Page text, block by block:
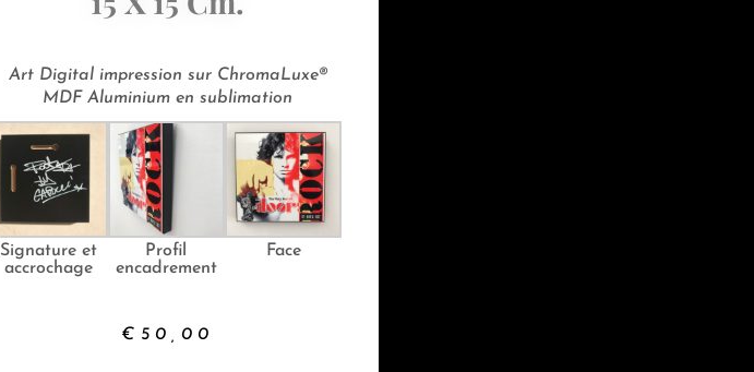
Art Digital impression sur ChromaLuxe®
MDF Aluminium en sublimation
Signature et
accrochage
Profil
encadrement
Face
€ 50,00